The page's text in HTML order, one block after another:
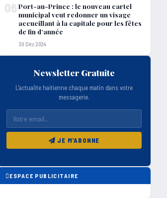
06Port-au-Prince : le nouveau cartel
municipal veut redonner un visage
accueillant à la capitale pour les fêtes
de fin d’année
30 Déc 2024
Newsletter Gratuite
L'actualite haitienne chaque matin dans votre
messagerie.
JE M'ABONNE
ESPACE PUBLICITAIRE